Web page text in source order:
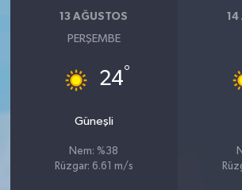
13 AĞUSTOS
PERŞEMBE
24°
Güneşli
Nem: %38
Rüzgar: 6.61 m/s
14